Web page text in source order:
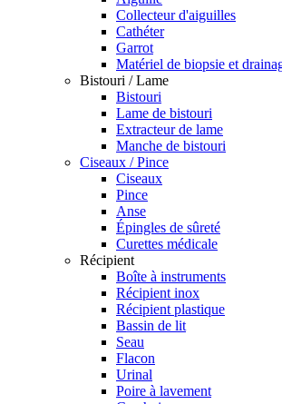
Collecteur d'aiguilles
Cathéter
Garrot
Matériel de biopsie et
Bistouri / Lame
Bistouri
Lame de bistouri
Extracteur de lame
Manche de bistouri
Ciseaux / Pince
Ciseaux
Pince
Anse
Épingles de sûreté
Curettes médicale
Récipient
Boîte à instruments
Récipient inox
Récipient plastique
Bassin de lit
Seau
Flacon
Urinal
Poire à lavement